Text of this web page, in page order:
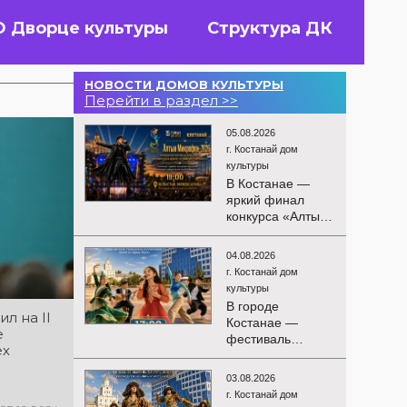
Дворце культуры Структура ДК
на ІІ
НОВОСТИ ДОМОВ КУЛЬТУРЫ
Перейти в раздел >>
05.08.2026
г. Костанай дом
культуры
В Костанае —
яркий финал
конкурса «Алтын
Микрофон-2026»!
15 августа
состоятся
церемония
награждения
победителей и
гала-концерт
Международного
конкурса
вокалистов! Вас
ждут яркие
04.08.2026
г. Костанай дом
культуры
В городе
Костанае —
фестиваль
детского
творчества
«Алтын дән»! 15
03.08.2026
г. Костанай дом